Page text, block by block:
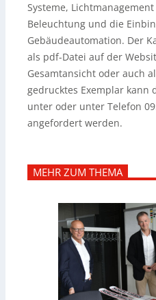
Systeme,
Beleuchtung und die
Gebäudeautomation. Der
als pdf-Datei auf der
Gesamtansicht oder auch
gedrucktes Exemplar kann
unter oder unter Telefon
angefordert werden.
MEHR ZUM THEMA